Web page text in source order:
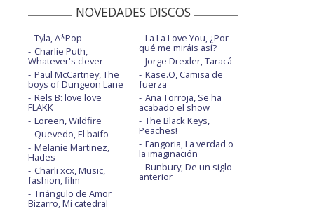
NOVEDADES DISCOS
Tyla, A*Pop
Charlie Puth,
Whatever's clever
Paul McCartney, The
boys of Dungeon Lane
Rels B: love love
FLAKK
Loreen, Wildfire
Quevedo, El baifo
Melanie Martinez,
Hades
Charli xcx, Music,
fashion, film
Triángulo de Amor
Bizarro, Mi catedral
La La Love You, ¿Por
qué me miráis así?
Jorge Drexler, Taracá
Kase.O, Camisa de
fuerza
Ana Torroja, Se ha
acabado el show
The Black Keys,
Peaches!
Fangoria, La verdad o
la imaginación
Bunbury, De un siglo
anterior